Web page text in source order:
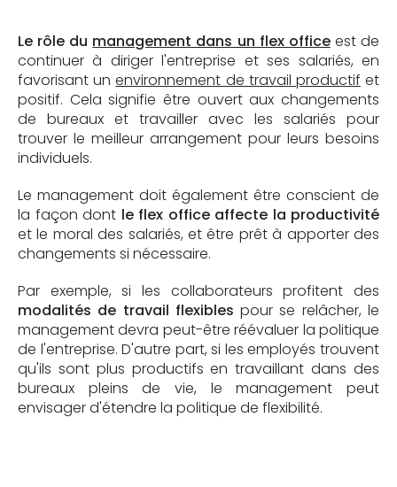
Le rôle du management dans un flex officeest de
continuer à diriger l'entreprise et ses salariés, en
favorisant unenvironnement de travail productif et
positif. Cela signifie être ouvert aux changements
de bureaux et travailler avec les salariés pour
trouver le meilleur arrangement pour leurs besoins
individuels.
Le management doit également être conscient de
la façon dont le flex office affecte la productivité
et le moral des salariés, et être prêt à apporter des
changements si nécessaire.
Par exemple, si les collaborateurs profitent des
modalités de travail flexibles pour se relâcher, le
management devra peut-être réévaluer la politique
de l'entreprise. D'autre part, si les employés trouvent
qu'ils sont plus productifs en travaillant dans des
bureaux pleins de vie, le management peut
envisager d'étendre la politique de flexibilité.